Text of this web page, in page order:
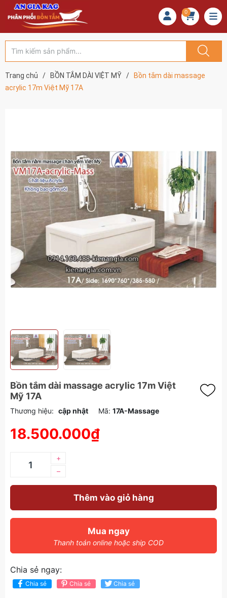
0
Trang chủ / BỒN TẮM DÀI VIỆT MỸ /
Bồn tắm dài massage
acrylic 17m Việt Mỹ 17A
Bồn tắm dài massage acrylic 17m Việt
Mỹ 17A
Thương hiệu: cập nhật Mã: 17A-Massage
18.500.000₫
–
+
Thêm vào giỏ hàng
Mua ngay
Thanh toán online hoặc ship COD
Chia sẻ ngay:
Chia sẻ Chia sẻ Chia sẻ